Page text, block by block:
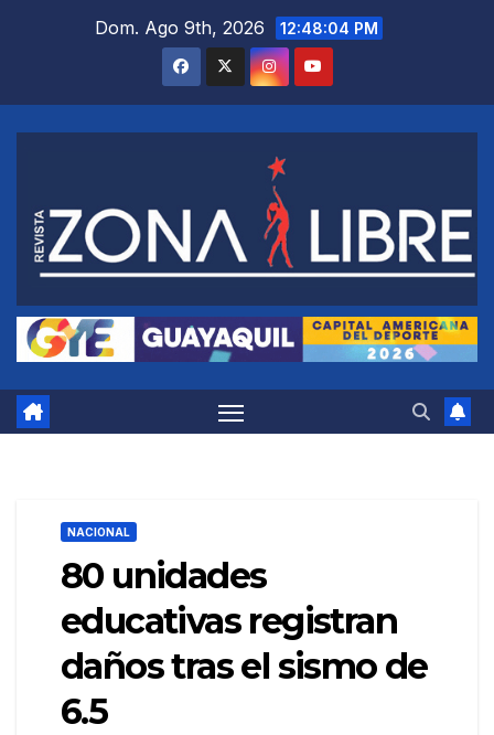
Dom. Ago 9th, 2026 12:48:05 PM
NACIONAL
80 unidades
educativas registran
daños tras el sismo de
6.5